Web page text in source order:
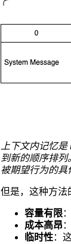
上下文内记忆
到新的顺序排
被期望行为的具
但是，这种方法
容量有限
成本高昂
临时性：